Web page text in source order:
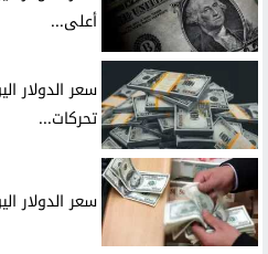
أعلى...
تحركات...
سعر الدولار